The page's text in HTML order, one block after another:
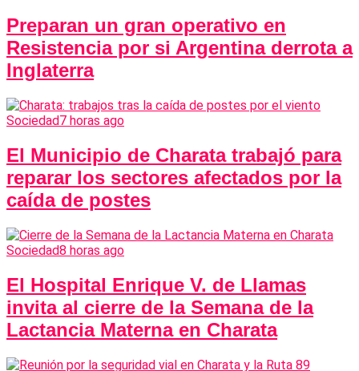
Preparan un gran operativo en
Resistencia por si Argentina derrota a
Inglaterra
Sociedad7 horas ago
El Municipio de Charata trabajó para
reparar los sectores afectados por la
caída de postes
Sociedad8 horas ago
El Hospital Enrique V. de Llamas
invita al cierre de la Semana de la
Lactancia Materna en Charata